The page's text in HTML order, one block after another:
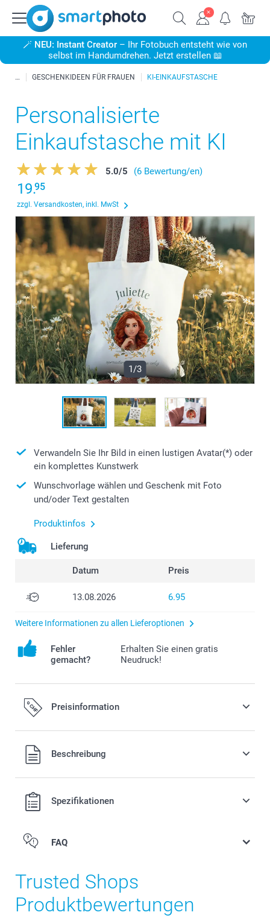
🪄 NEU: Instant Creator – Ihr Fotobuch entsteht wie von
selbst im Handumdrehen. Jetzt erstellen 📖
GESCHENKIDEEN FÜR FRAUEN KI-EINKAUFSTASCHE
Personalisierte
Einkaufstasche mit KI
5.0/5 (6 Bewertung/en)
19.95
zzgl. Versandkosten, inkl. MwSt
1/3
Verwandeln Sie Ihr Bild in einen lustigen Avatar(*) oder
ein komplettes Kunstwerk
Wunschvorlage wählen und Geschenk mit Foto
und/oder Text gestalten
Produktinfos
Lieferung
Datum Preis
13.08.2026 6.95
Weitere Informationen zu allen Lieferoptionen
Fehler
gemacht?
Erhalten Sie einen gratis
Neudruck!
Preisinformation
Alle Preise verstehen sich in Schweizer Franken (CHF) inkl.
MwSt. und zzgl. Versandkosten.
Beschreibung
Spezifikationen
FAQ
Trusted Shops
Produktbewertungen